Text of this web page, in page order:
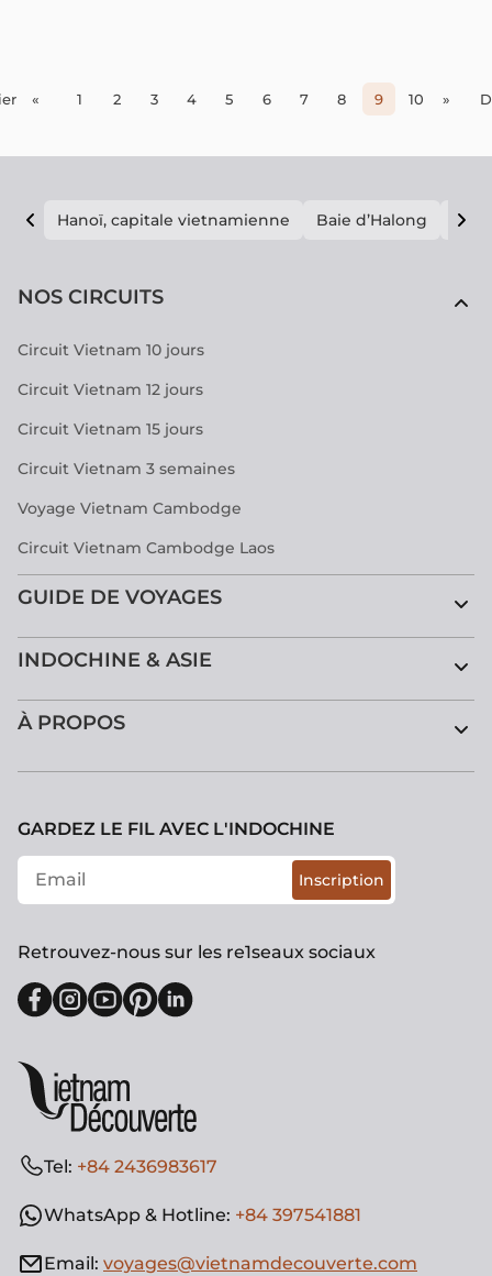
« 1 2 3 4 5 6 7 8 9 10 »
Hanoï, capitale vietnamienne Baie d’Halong E
NOS CIRCUITS
Circuit Vietnam 10 jours
Circuit Vietnam 12 jours
Circuit Vietnam 15 jours
Circuit Vietnam 3 semaines
Voyage Vietnam Cambodge
Circuit Vietnam Cambodge Laos
GUIDE DE VOYAGES
INDOCHINE & ASIE
À PROPOS
Tel: +84 2436983617
WhatsApp & Hotline: +84 397541881
Email: voyages@vietnamdecouverte.com
GARDEZ LE FIL AVEC L'INDOCHINE
Inscription
Retrouvez-nous sur les re1seaux sociaux